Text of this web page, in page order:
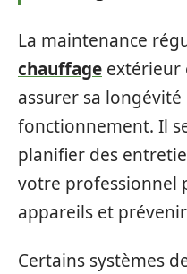
La maintenance
chauffage extérieur
assurer sa
fonctionnement. Il
planifier des
votre professionnel
appareils et
Certains systèmes